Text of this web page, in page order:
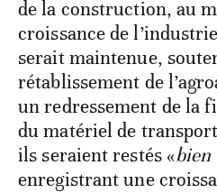
de la construction, au
croissance de
serait maintenue,
rétablissement de
un redressement de la
du matériel de
ils seraient restés «bien
enregistrant une